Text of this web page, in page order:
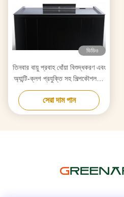
ভিডিও
তিনবার বায়ু প্রবাহ ধোঁয়া বিশুদ্ধকরণ এবং
অ্যান্টি-ক্লগ প্রযুক্তি সহ শিল্পকৌশলগত
তেপন্যাকি গ্রিল
সেরা দাম পান